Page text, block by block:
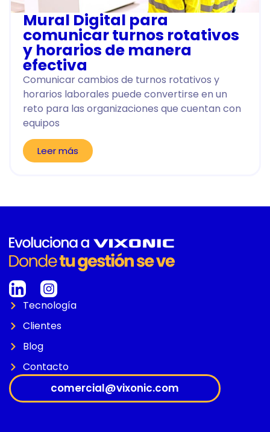
Mural Digital para
comunicar turnos rotativos
y horarios de manera
efectiva
Comunicar cambios de turnos rotativos y
horarios laborales puede convertirse en un
reto para las organizaciones que cuentan con
equipos
Leer más
Tecnología
Clientes
Blog
Contacto
comercial@vixonic.com